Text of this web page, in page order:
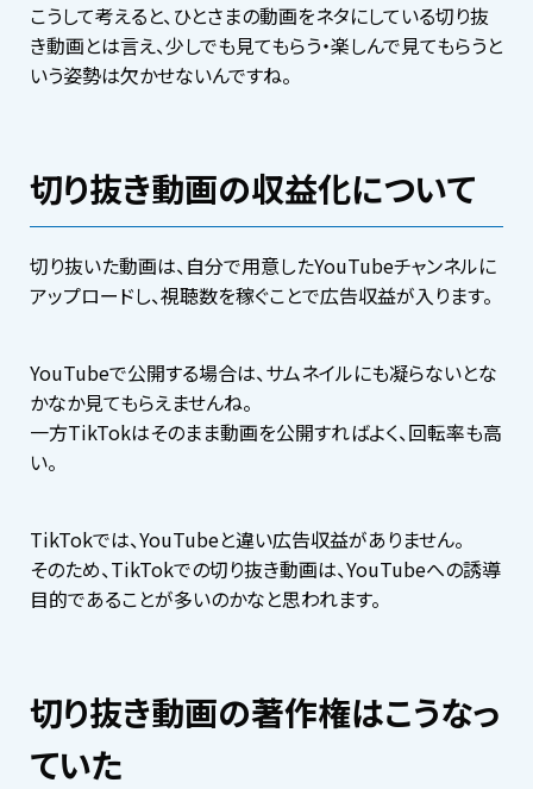
こうして考えると、ひとさまの動画をネタにしている切り抜
き動画とは言え、少しでも見てもらう・楽しんで見てもらうと
いう姿勢は欠かせないんですね。
切り抜き動画の収益化について
切り抜いた動画は、自分で用意したYouTubeチャンネルに
アップロードし、視聴数を稼ぐことで広告収益が入ります。
YouTubeで公開する場合は、サムネイルにも凝らないとな
かなか見てもらえませんね。
一方TikTokはそのまま動画を公開すればよく、回転率も高
い。
TikTokでは、YouTubeと違い広告収益がありません。
そのため、TikTokでの切り抜き動画は、YouTubeへの誘導
目的であることが多いのかなと思われます。
切り抜き動画の著作権はこうなっ
ていた